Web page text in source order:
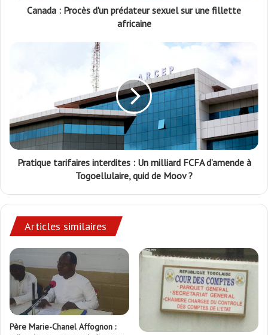
Canada : Procès d'un prédateur sexuel sur une fillette
africaine
Pratique tarifaires interdites : Un milliard FCFA d’amende à
Togoellulaire, quid de Moov ?
Articles similaires
Père Marie-Chanel Affognon :